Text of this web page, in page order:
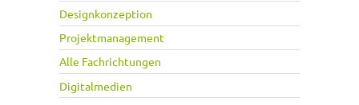
Designkonzeption
Projektmanagement
Alle Fachrichtungen
Digitalmedien